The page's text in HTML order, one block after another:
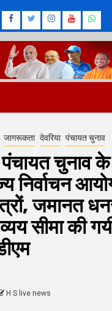
Facebook
Twitter
जागरूकता देवरिया पंचायत चुनाव
पंचायत चुनाव
निर्वाचन आयोग
जमानत
सीमा की
H S live news